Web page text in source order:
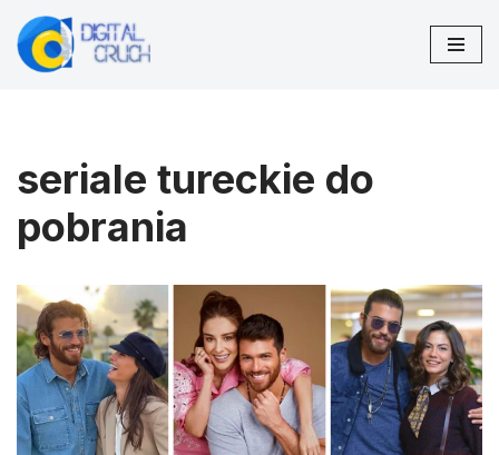
Przejdź
seriale tureckie do
pobrania